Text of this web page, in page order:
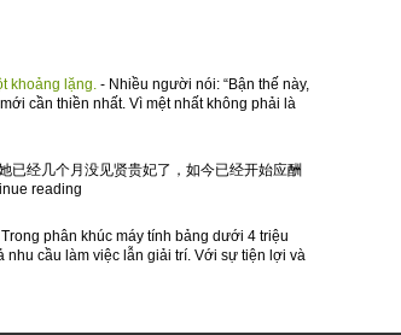
khoảng lặng. - Nhiều người nói: “Bận thế này,
cần thiền nhất. Vì mệt nhất không phải là
已经几个月没见贤贵妃了，如今已经开始应酬
reading
Trong phân khúc máy tính bảng dưới 4 triệu
cầu làm việc lẫn giải trí. Với sự tiện lợi và